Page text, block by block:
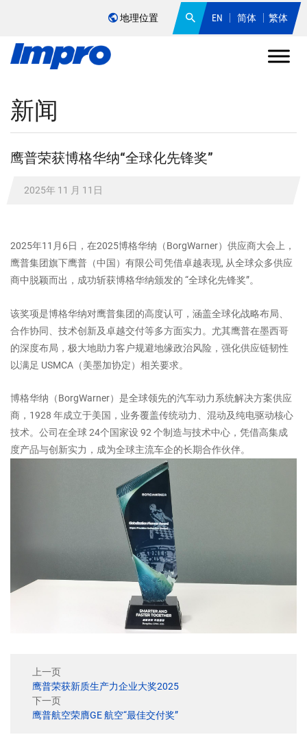
地理位置 EN 简体 繁体
新闻
鹰普荣获博格华纳“全球化先锋奖”
2025年 11 月 11日
2025年11月6日，在2025博格华纳（BorgWarner）供应商大会上，
鹰普集团旗下鹰普（中国）有限公司凭借卓越表现, 从全球众多供应
商中脱颖而出，成功斩获博格华纳颁发的 “全球化先锋奖”。
该奖项是博格华纳对鹰普集团的高度认可，涵盖全球化战略布局、
合作协同、技术创新及卓越交付等多方面实力。尤其鹰普在墨西哥
的深度布局，极大地助力客户规避地缘政治风险，强化供应链韧性
以满足 USMCA（美墨加协定）相关要求。
博格华纳（BorgWarner）是全球领先的汽车动力系统解决方案供应
商，1928 年成立于美国，业务覆盖传统动力、混动及纯电驱动核心
技术。公司在全球 24个国家设 92 个制造与技术中心，凭借高集成
度产品与创新实力，成为全球主流车企的长期合作伙伴。
上一页
鹰普荣获新质生产力企业大奖2025
下一页
鹰普航空荣膺GE 航空“最佳交付奖”